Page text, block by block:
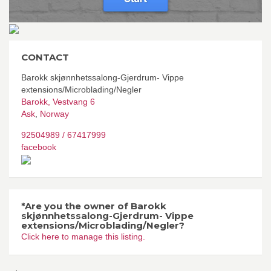
CONTACT
Barokk skjønnhetssalong-Gjerdrum- Vippe
extensions/Microblading/Negler
Barokk, Vestvang 6
Ask Norway
92504989 / 67417999
facebook
*Are you the owner of Barokk
skjønnhetssalong-Gjerdrum- Vippe
extensions/Microblading/Negler?
Click here to manage this listing.